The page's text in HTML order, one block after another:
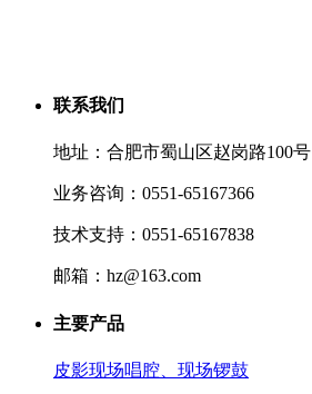
联系我们
地址：合肥市蜀山区赵岗路100号
业务咨询：0551-65167366
技术支持：0551-65167838
邮箱：hz@163.com
主要产品
皮影现场唱腔、现场锣鼓